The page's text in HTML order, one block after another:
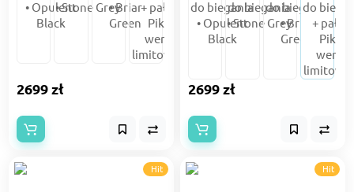
2699 zł 2699 zł
Hit Hit